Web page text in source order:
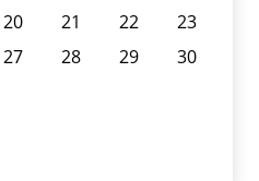
20 21 22
23
27 28 29
30